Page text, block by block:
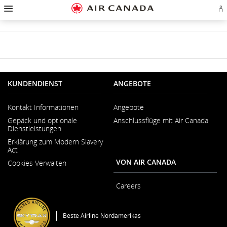
Zur
springen
Zur
springen
Zu
springen
Zum
springen
Zu
der
Zur
springen
Zu
springen
KUNDENDIENST
Kontakt Informationen
Fenster
geöffnet
Gepäck und optionale
Dienstleistungen
Erklärung zum Modern Slavery
Act
in
Cookies Verwalten
ANGEBOTE
Angebote
Anschlussflüge mit Air Canada
VON AIR CANADA
Careers
Beste Airline Nordamerikas